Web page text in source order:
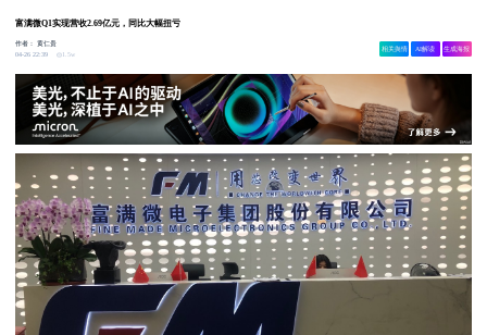
富满微Q1实现营收2.69亿元，同比大幅扭亏
作者：黄仁贵
04-26 22:39
1.5w
相关舆情 AI解读 生成海报